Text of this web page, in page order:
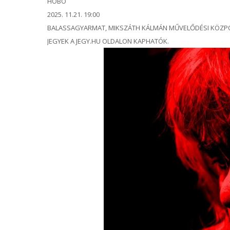
2025. 11.21. 19:00
BALASSAGYARMAT, MIKSZÁTH KÁLMÁN MŰVELŐDÉSI
JEGYEK A JEGY.HU OLDALON KAPHATÓK.